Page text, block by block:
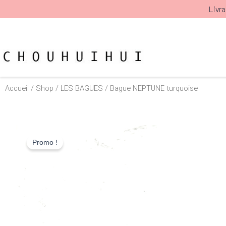
au
Accueil / Shop / LES BAGUES / Bague NEPTUNE turquoise
Promo !